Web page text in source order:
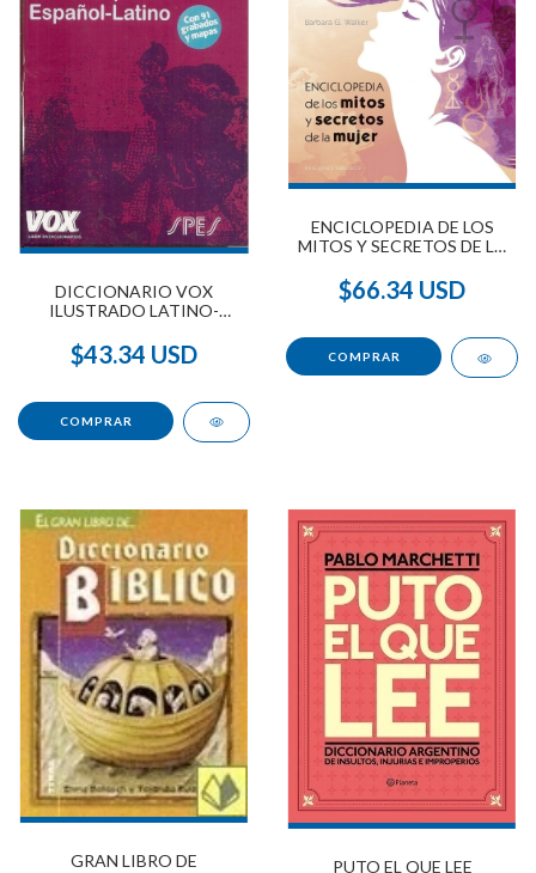
DICCIONARIO VOX
ILUSTRADO LATINO-
$43.34 USD
ENCICLOPEDIA DE LOS
MITOS Y SECRETOS DE LA
$66.34 USD
GRAN LIBRO DE
PUTO EL QUE LEE